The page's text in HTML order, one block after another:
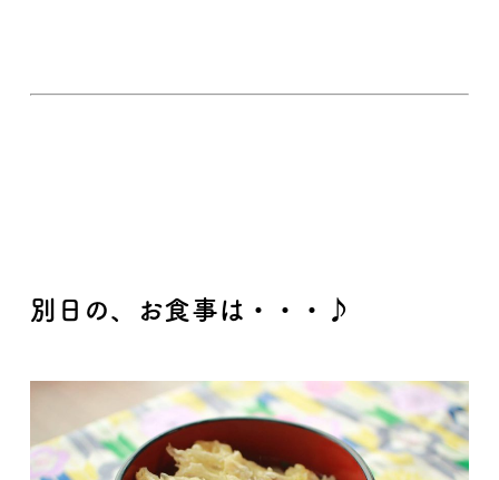
別日の、お食事は・・・♪